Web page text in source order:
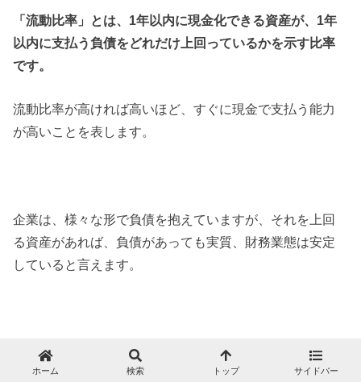
「流動比率」とは、1年以内に現金化できる資産が、1年
以内に支払う負債をどれだけ上回っているかを示す比率
です。
流動比率が高ければ高いほど、すぐに現金で支払う能力
が高いことを表します。
企業は、様々な形で負債を抱えていますが、それを上回
る資産があれば、負債があっても実質、財務業態は安定
していると言えます。
流動比率の計算式は、以下の通りです。
ホーム 検索 トップ サイドバー